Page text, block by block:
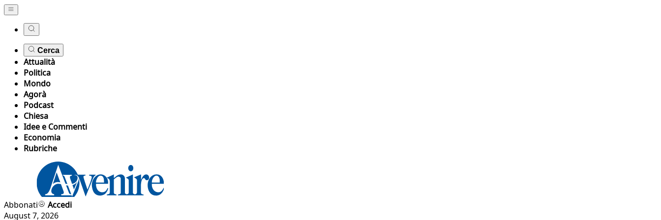
Cerca
Attualità
Politica
Mondo
Agorà
Podcast
Chiesa
Idee e Commenti
Economia
Rubriche
Abbonati
Accedi
August 7, 2026